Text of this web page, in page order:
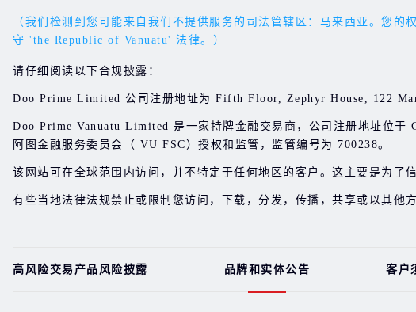
（我们检测到您可能来自我们不提供服务的司法管辖区：马来西亚。您
守 'the Republic of Vanuatu' 法律。）
请仔细阅读以下合规披露：
Doo Prime Limited 公司注册地址为 Fifth Floor, Zephyr House, 122
Doo Prime Vanuatu Limited 是一家持牌金融交易商，公司注册地址位
阿图金融服务委员会（ VU FSC）授权和监管，监管编号为 700238。
该网站可在全球范围内访问，并不特定于任何地区的客户。这主要是为了
有些当地法律法规禁止或限制您访问，下载，分发，传播，共享或以其他
高风险交易产品风险披露 品牌和实体公告 客户